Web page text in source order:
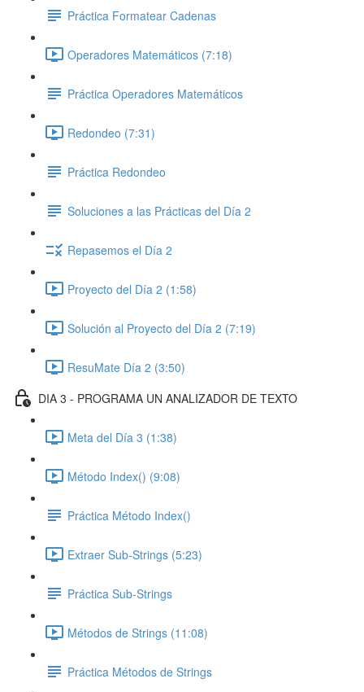
Práctica Formatear Cadenas
Operadores Matemáticos (7:18)
Práctica Operadores Matemáticos
Redondeo (7:31)
Práctica Redondeo
Soluciones a las Prácticas del Día 2
Repasemos el Día 2
Proyecto del Día 2 (1:58)
Solución al Proyecto del Día 2 (7:19)
ResuMate Día 2 (3:50)
DIA 3 - PROGRAMA UN ANALIZADOR DE TEXTO
Meta del Día 3 (1:38)
Método Index() (9:08)
Práctica Método Index()
Extraer Sub-Strings (5:23)
Práctica Sub-Strings
Métodos de Strings (11:08)
Práctica Métodos de Strings